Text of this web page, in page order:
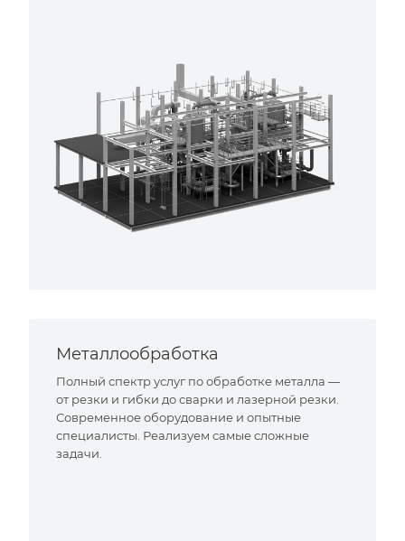
Металлообработка
Полный спектр услуг по обработке металла —
от резки и гибки до сварки и лазерной резки.
Современное оборудование и опытные
специалисты. Реализуем самые сложные
задачи.